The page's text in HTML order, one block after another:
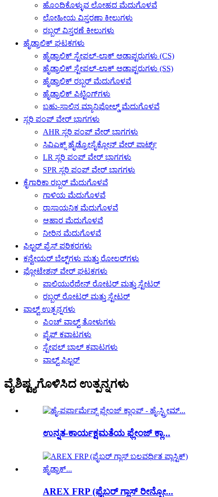
ಹೊಂದಿಕೊಳ್ಳುವ ಲೋಹದ ಮೆದುಗೊಳವೆ
ಲೋಹೀಯ ವಿಸ್ತರಣಾ ಕೀಲುಗಳು
ರಬ್ಬರ್ ವಿಸ್ತರಣೆ ಕೀಲುಗಳು
ಹೈಡ್ರಾಲಿಕ್ ಘಟಕಗಳು
ಹೈಡ್ರಾಲಿಕ್ ಸ್ಟೇಪಲ್-ಲಾಕ್ ಅಡಾಪ್ಟರುಗಳು (CS)
ಹೈಡ್ರಾಲಿಕ್ ಸ್ಟೇಪಲ್-ಲಾಕ್ ಅಡಾಪ್ಟರುಗಳು (SS)
ಹೈಡ್ರಾಲಿಕ್ ರಬ್ಬರ್ ಮೆದುಗೊಳವೆ
ಹೈಡ್ರಾಲಿಕ್ ಫಿಟ್ಟಿಂಗ್‌ಗಳು
ಬಹು-ಸಾಲಿನ ಮ್ಯಾನಿಫೋಲ್ಡ್ ಮೆದುಗೊಳವೆ
ಸ್ಲರಿ ಪಂಪ್ ವೇರ್ ಭಾಗಗಳು
AHR ಸ್ಲರಿ ಪಂಪ್ ವೇರ್ ಭಾಗಗಳು
ಸಿವಿಎಕ್ಸ್ ಹೈಡ್ರೋಸೈಕ್ಲೋನ್ ವೇರ್ ಪಾರ್ಟ್ಸ್
LR ಸ್ಲರಿ ಪಂಪ್ ವೇರ್ ಭಾಗಗಳು
SPR ಸ್ಲರಿ ಪಂಪ್ ವೇರ್ ಭಾಗಗಳು
ಕೈಗಾರಿಕಾ ರಬ್ಬರ್ ಮೆದುಗೊಳವೆ
ಗಾಳಿಯ ಮೆದುಗೊಳವೆ
ರಾಸಾಯನಿಕ ಮೆದುಗೊಳವೆ
ಆಹಾರ ಮೆದುಗೊಳವೆ
ನೀರಿನ ಮೆದುಗೊಳವೆ
ಫಿಲ್ಟರ್ ಪ್ರೆಸ್ ಪರಿಕರಗಳು
ಕನ್ವೇಯರ್ ಬೆಲ್ಟ್‌ಗಳು ಮತ್ತು ರೋಲರ್‌ಗಳು
ಫ್ಲೋಟೇಶನ್ ವೇರ್ ಘಟಕಗಳು
ಪಾಲಿಯುರೆಥೇನ್ ರೋಟರ್ ಮತ್ತು ಸ್ಟೇಟರ್
ರಬ್ಬರ್ ರೋಟರ್ ಮತ್ತು ಸ್ಟೇಟರ್
ವಾಲ್ವ್ ಉತ್ಪನ್ನಗಳು
ಪಿಂಚ್ ವಾಲ್ವ್ ತೋಳುಗಳು
ಪೈಪ್ ಕವಾಟಗಳು
ಸ್ಟೇಪಲ್ ಬಾಲ್ ಕವಾಟಗಳು
ವಾಲ್ವ್ ಫಿಲ್ಟರ್
ವೈಶಿಷ್ಟ್ಯಗೊಳಿಸಿದ ಉತ್ಪನ್ನಗಳು
ಉನ್ನತ-ಕಾರ್ಯಕ್ಷಮತೆಯ ಫ್ಲೇಂಜ್ ಕ್ಲಾ...
AREX FRP (ಫೈಬರ್ ಗ್ಲಾಸ್ ರೀನ್ಫೋ...